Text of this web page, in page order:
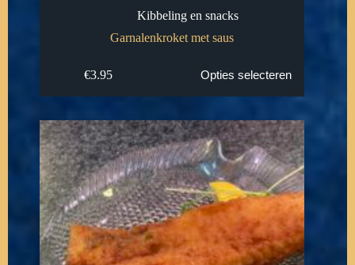
Kibbeling en snacks
Garnalenkroket met saus
€3.95 Opties selecteren